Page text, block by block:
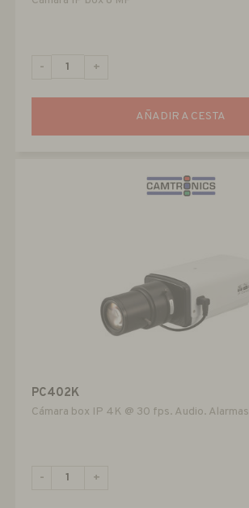
- +
AÑADIR A CESTA
PC402K
Cámara box IP 4K @ 30 fps. Audio. Alarmas
- +